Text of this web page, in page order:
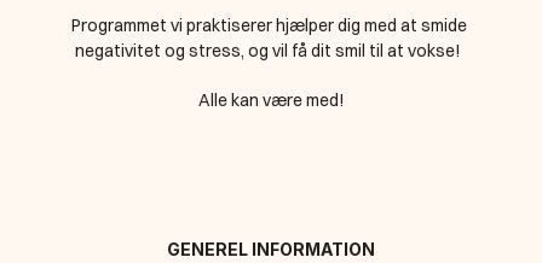
Programmet vi praktiserer hjælper dig med at smide
negativitet og stress, og vil få dit smil til at vokse!
Alle kan være med!
GENEREL INFORMATION‍